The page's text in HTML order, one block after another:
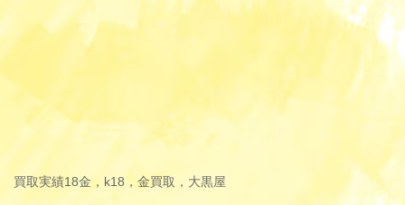
買取実績18金，k18，金買取，大黒屋